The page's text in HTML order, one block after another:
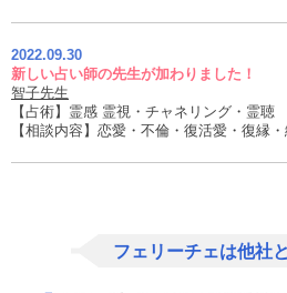
2022.09.30
新しい占い師の先生が加わりました！
智子先生
【占術】霊感 霊視・チャネリング・霊聴
【相談内容】恋愛・不倫・復活愛・復縁
フェリーチェは他社